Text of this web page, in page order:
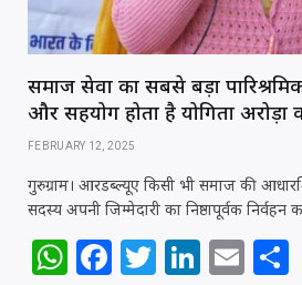
समाज सेवा का सबसे बड़ा
और सहयोग होता है योगिता अरोड़ा
FEBRUARY 12, 2025
गुरुग्राम। आरडब्ल्यूए किसी भी समाज की
सदस्य अपनी जिम्मेदारी का निष्ठापूर्वक
W F T Li E